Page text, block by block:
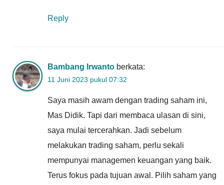
Reply
Bambang Irwanto berkata:
11 Juni 2023 pukul 07:32
Saya masih awam dengan trading saham ini,
Mas Didik. Tapi dari membaca ulasan di sini,
saya mulai tercerahkan. Jadi sebelum
melakukan trading saham, perlu sekali
mempunyai managemen keuangan yang baik.
Terus fokus pada tujuan awal. Pilih saham yang